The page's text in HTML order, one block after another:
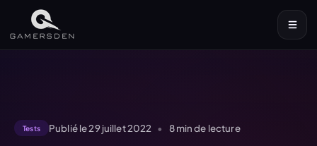
Tests Publié le29 juillet 2022 • 8min de lecture